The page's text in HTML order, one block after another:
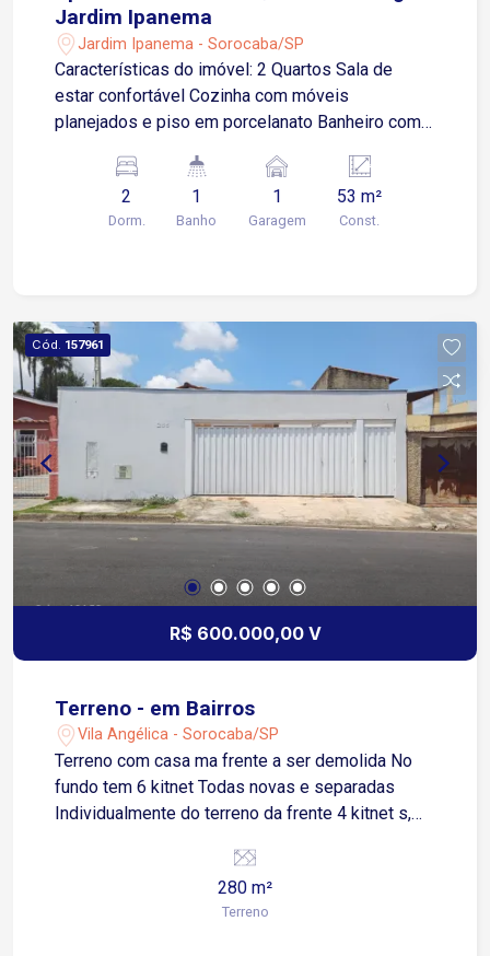
Jardim Ipanema
Jardim Ipanema - Sorocaba/SP
Características do imóvel: 2 Quartos Sala de
estar confortável Cozinha com móveis
planejados e piso em porcelanato Banheiro com
coberta Infraestrutura do condomínio: Portaria 24
horas Salão de festas Playground Churrasqueira
Localização: Imóvel localizado em travessa da
infraestrutura e mobilidade. Entre em contato e
agende uma visita.
2
Dorm.
1
Banho
1
Garagem
53 m²
Const.
Cód. 157961
R$ 600.000,00 V
Terreno - em Bairros
Vila Angélica - Sorocaba/SP
Terreno com casa ma frente a ser demolida No
fundo tem 6 kitnet Todas novas e separadas
Individualmente do terreno da frente 4 kitnet s,
coberta Todas pré mobiliadas
280 m²
Terreno